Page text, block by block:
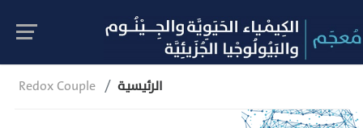
Redox Couple الرئيسية